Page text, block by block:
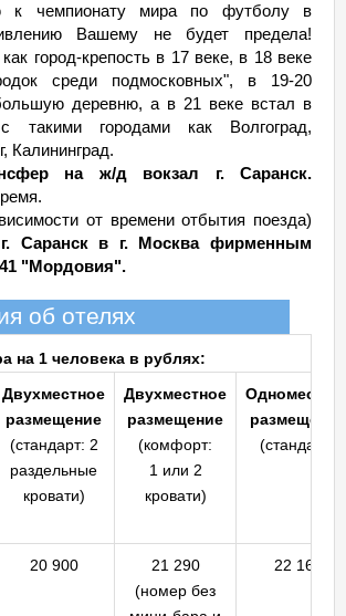
к чемпионату мира по футболу в
Вашему не будет предела!
город-крепость в 17 веке, в 18 веке
среди подмосковных", в 19-20
деревню, а в 21 веке встал в
городами как Волгоград,
Калининград.
на ж/д вокзал г. Саранск.
от времени отбытия поезда)
Саранск в г. Москва фирменным
"Мордовия".
об отелях
на 1 человека в рублях:
Двухместное
размещение
(стандарт: 2
раздельные
кровати)
Двухместное
размещение
(комфорт:
1 или 2
кровати)
размещение
(стандарт)
20 900
21 290
(номер без
22 160